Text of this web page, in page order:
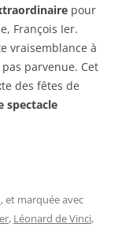
pour
François Ier.
vraisemblance à
parvenue. Cet
des fêtes de
spectacle
, et marquée avec
, Léonard de Vinci,